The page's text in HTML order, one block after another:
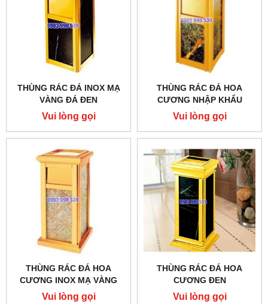
THÙNG RÁC ĐÁ INOX MẠ
VÀNG ĐÁ ĐEN
Vui lòng gọi
THÙNG RÁC ĐÁ HOA
CƯƠNG NHẬP KHẨU
Vui lòng gọi
THÙNG RÁC ĐÁ HOA
CƯƠNG INOX MẠ VÀNG
Vui lòng gọi
THÙNG RÁC ĐÁ HOA
CƯƠNG ĐEN
Vui lòng gọi